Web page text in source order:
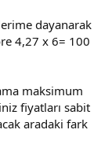
dayanarak
4,27 x 6= 100
maksimum
fiyatları sabit
aradaki fark